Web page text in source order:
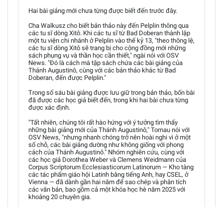
Hai bài giảng mới chưa từng được biết đến trước đây.
Cha Walkusz cho biết bản thảo này đến Pelplin thông qua
các tu sĩ dòng Xitô. Khi các tu sĩ từ Bad Doberan thành lập
một tu viện chi nhánh ở Pelplin vào thế kỷ 13, "theo thông lệ,
các tu sĩ dòng Xitô sẽ trang bị cho cộng đồng mới những
sách phụng vụ và thần học cần thiết," ngài nói với OSV
News. "Đó là cách mà tập sách chứa các bài giảng của
Thánh Augustinô, cùng với các bản thảo khác từ Bad
Doberan, đến được Pelplin."
Trong số sáu bài giảng được lưu giữ trong bản thảo, bốn bài
đã được các học giả biết đến, trong khi hai bài chưa từng
được xác định.
"Tất nhiên, chúng tôi rất hào hứng với ý tưởng tìm thấy
những bài giảng mới của Thánh Augustinô," Tornau nói với
OSV News, "nhưng nhanh chóng trở nên hoài nghi vì ở một
số chỗ, các bài giảng dường như không giống với phong
cách của Thánh Augustinô." Nhóm nghiên cứu, cùng với
các học giả Dorothea Weber và Clemens Weidmann của
Corpus Scriptorum Ecclesiasticorum Latinorum — Kho tàng
các tác phẩm giáo hội Latinh bằng tiếng Anh, hay CSEL, ở
Vienna — đã dành gần hai năm để sao chép và phân tích
các văn bản, bao gồm cả một khóa học hè năm 2025 với
khoảng 20 chuyên gia.